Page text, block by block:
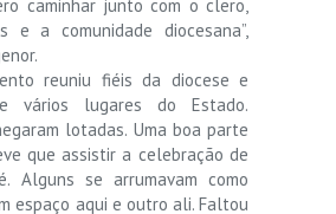
caminhar junto com o clero,
e a comunidade diocesana”,
reuniu fiéis da diocese e
vários lugares do Estado.
lotadas. Uma boa parte
que assistir a celebração de
Alguns se arrumavam como
espaço aqui e outro ali. Faltou